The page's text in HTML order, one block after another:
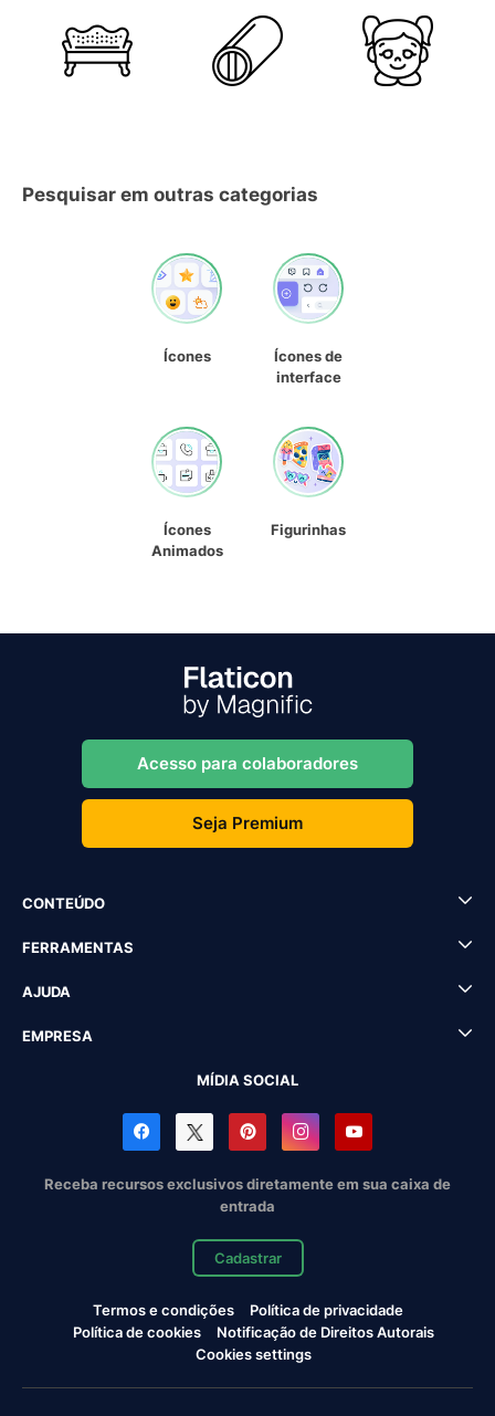
Pesquisar em outras categorias
Ícones
Ícones de
interface
Ícones
Animados
Figurinhas
Acesso para colaboradores
Seja Premium
CONTEÚDO
FERRAMENTAS
AJUDA
EMPRESA
MÍDIA SOCIAL
Receba recursos exclusivos diretamente em sua caixa de
entrada
Cadastrar
Termos e condições
Política de privacidade
Política de cookies
Notificação de Direitos Autorais
Cookies settings